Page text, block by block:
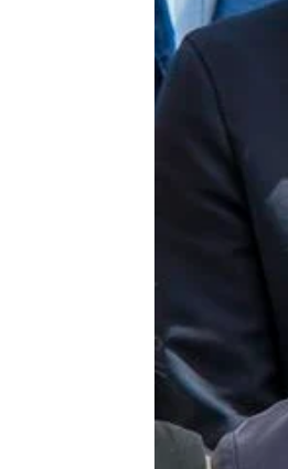
Publicado: 13
El